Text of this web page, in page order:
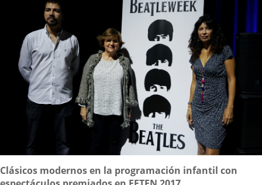
Descripción
Clásicos modernos en la programación infantil con